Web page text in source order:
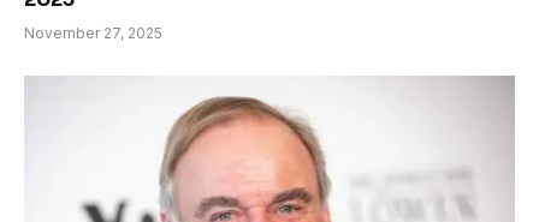
November 27, 2025